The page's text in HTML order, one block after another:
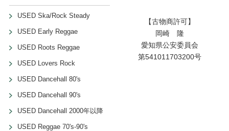
USED Ska/Rock Steady
USED Early Reggae
USED Roots Reggae
USED Lovers Rock
USED Dancehall 80's
USED Dancehall 90's
USED Dancehall 2000年以降
USED Reggae 70's-90's
【古物商許可】
岡崎 隆
愛知県公安委員会
第541011703200号